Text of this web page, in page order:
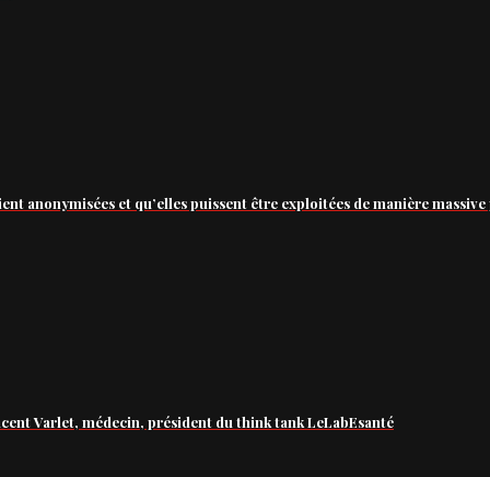
anonymisées et qu’elles puissent être exploitées de manière
Varlet, médecin, président du think tank LeLabEsanté